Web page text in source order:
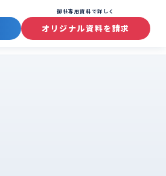
御社専用資料で詳しく
オリジナル資料を請求